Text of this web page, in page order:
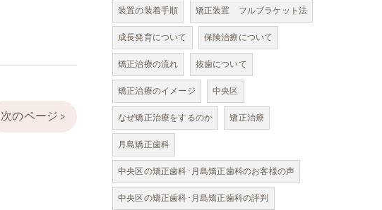
次のページ >
装置の装着手順
矯正装置 フルブラケット法
成長発育について
保険治療について
矯正治療の流れ
抜歯について
矯正治療のイメージ
中央区
なぜ矯正治療をするのか
矯正治療
月島矯正歯科
中央区の矯正歯科･月島矯正歯科のお客様の声
中央区の矯正歯科･月島矯正歯科の評判